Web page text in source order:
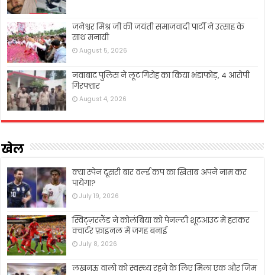
जनेश्वर मिश्र जी की जयंती समाजवादी पार्टी ने उत्साह के
साथ मनायी
August 5, 2026
नवाबाद पुलिस ने लूट गिरोह का किया भंडाफोड़, 4 आरोपी
गिरफ्तार
August 4, 2026
खेल
क्या स्पेन दूसरी बार वर्ल्ड कप का ख़िताब अपने नाम कर
पायेगा?
July 19, 2026
स्विट्ज़रलैंड ने कोलंबिया को पेनल्टी शूटआउट में हराकर
क्वार्टर फ़ाइनल में जगह बनाई
July 8, 2026
लखनऊ वालो को स्वस्थ्य रहने के लिए मिला एक और जिम